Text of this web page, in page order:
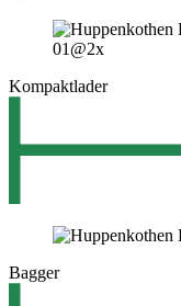
Kompaktlader
Bagger